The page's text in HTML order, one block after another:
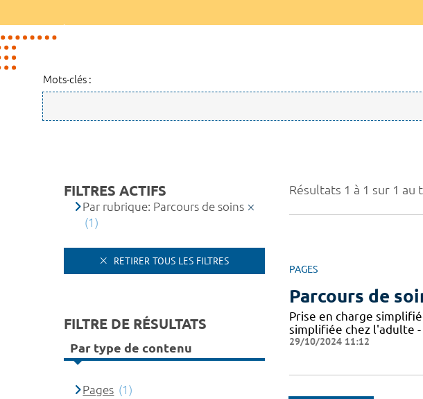
Mots-clés :
Résultats 1 à 1 sur 1 au
PAGES
Parcours de
Prise en charge
simplifiée chez l'adulte -
29/10/2024 11:12
FILTRES ACTIFS
Par rubrique: Parcours de soins
(1)
RETIRER TOUS LES FILTRES
FILTRE DE RÉSULTATS
Par type de contenu
Pages (1)